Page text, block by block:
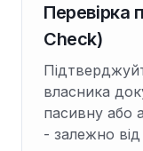
Перевірка
Check)
власника
пасивну або
- залежно